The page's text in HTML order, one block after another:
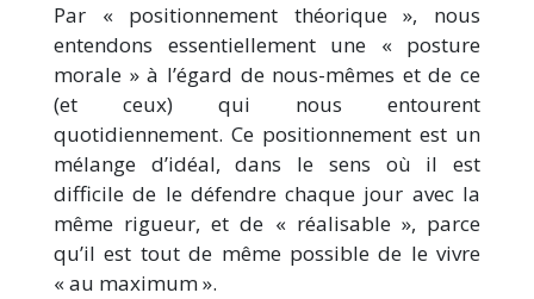
Par « positionnement théorique », nous
entendons essentiellement une « posture
morale » à l’égard de nous-mêmes et de ce
(et ceux) qui nous entourent
quotidiennement. Ce positionnement est un
mélange d’idéal, dans le sens où il est
difficile de le défendre chaque jour avec la
même rigueur, et de « réalisable », parce
qu’il est tout de même possible de le vivre
« au maximum ».